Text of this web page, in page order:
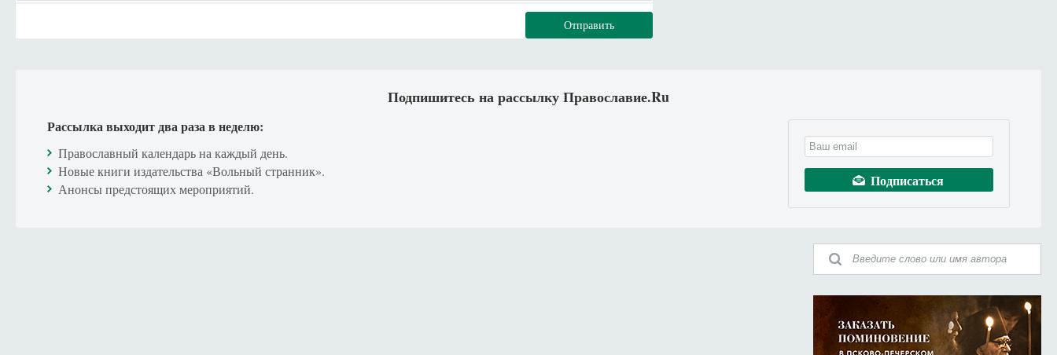
Отправить
Подпишитесь на рассылку Православие.Ru
Рассылка выходит два раза в неделю:
Православный календарь на каждый день.
Новые книги издательства «Вольный странник».
Анонсы предстоящих мероприятий.